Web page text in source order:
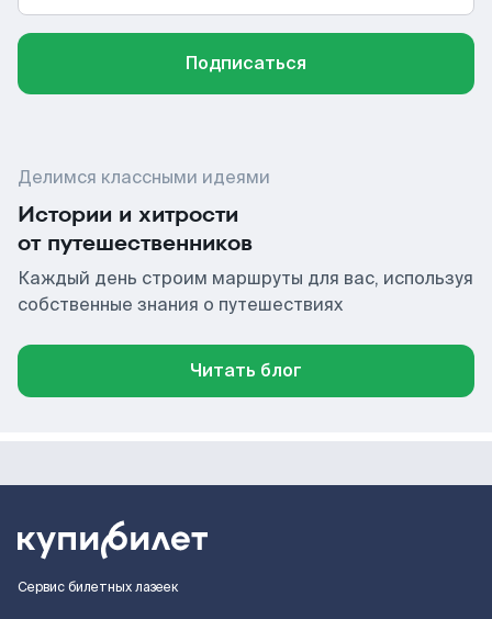
Подписаться
Делимся классными идеями
Истории и хитрости
от путешественников
Каждый день строим маршруты для вас, используя
собственные знания о путешествиях
Читать блог
Сервис билетных лазеек